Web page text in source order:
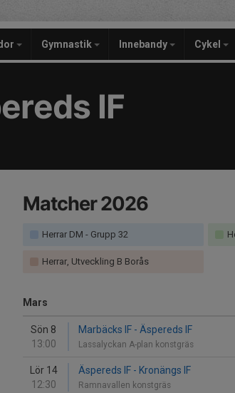
Gymnastik Innebandy Cykel
IF
Matcher 2026
Herrar DM - Grupp 32
Herrar, Utveckling B Borås
Mars
Sön 8
13:00
Marbäcks IF - Äspereds IF
Lassalyckan A-plan konstgräs
Lör 14
12:30
Äspereds IF - Kronängs IF
Ramnavallen konstgräs